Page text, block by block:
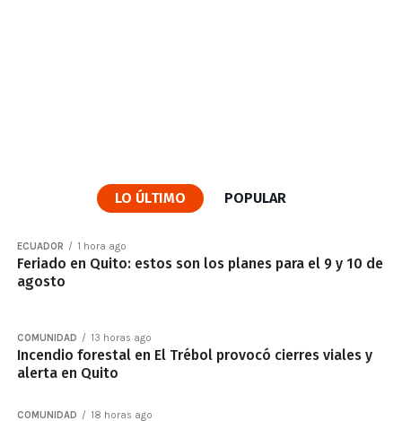
LO ÚLTIMO POPULAR
ECUADOR 1 hora ago
Feriado en Quito: estos son los planes para el 9 y 10 de
agosto
COMUNIDAD 13 horas ago
Incendio forestal en El Trébol provocó cierres viales y
alerta en Quito
COMUNIDAD 18 horas ago